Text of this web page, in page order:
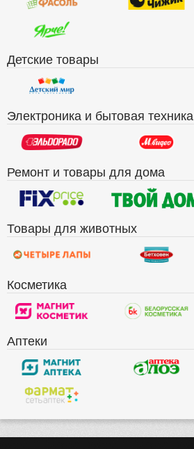
Детские товары
Электроника и бытовая техника
Ремонт и товары для дома
Товары для животных
Косметика
Аптеки